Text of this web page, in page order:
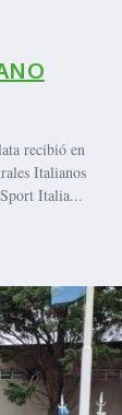
recibió en
Italianos
Italia...